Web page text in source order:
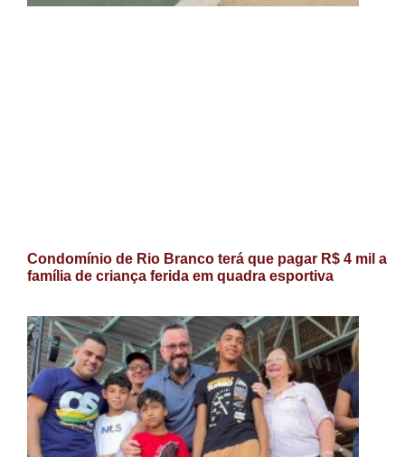
Condomínio de Rio Branco terá que pagar R$ 4 mil a
família de criança ferida em quadra esportiva